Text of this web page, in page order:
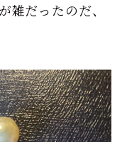
雑だったのだ、